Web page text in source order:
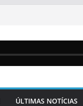
ÚLTIMAS NOTÍCIAS